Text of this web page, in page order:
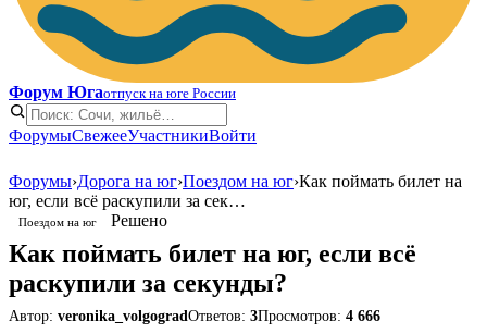
Форум Югаотпуск на юге России
ФорумыСвежееУчастникиВойти
Форумы›Дорога на юг›Поездом на юг›Как поймать билет на
юг, если всё раскупили за сек…
Поездом на юг Решено
Как поймать билет на юг, если всё
раскупили за секунды?
Автор: veronika_volgogradОтветов: 3Просмотров: 4 666